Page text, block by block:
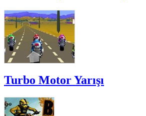
Turbo Motor Yarışı